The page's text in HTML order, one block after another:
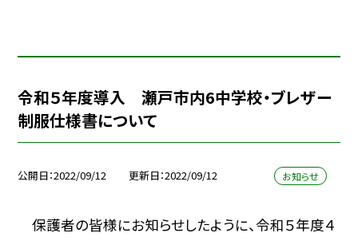
令和５年度導入 瀬戸市内6中学校・ブレザー
制服仕様書について
公開日 2022/09/12 更新日 2022/09/12 お知らせ
保護者の皆様にお知らせしたように、令和５年度４